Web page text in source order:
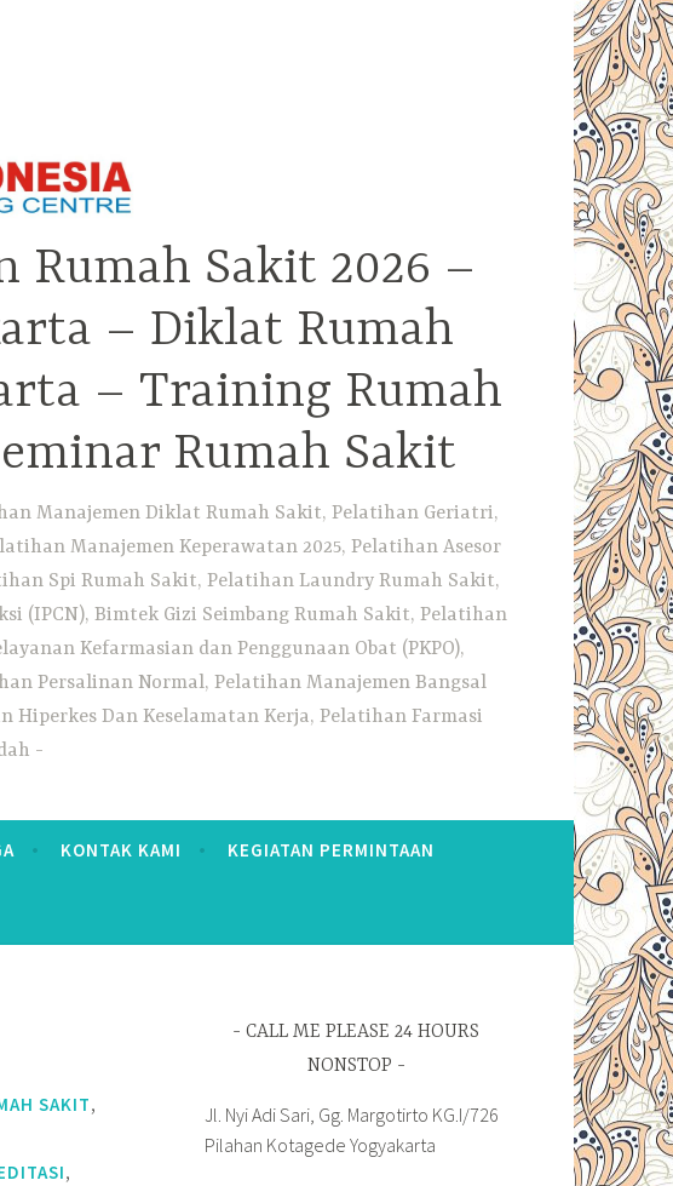
Rumah Sakit 2026 –
– Diklat Rumah
– Training Rumah
Rumah Sakit
Manajemen Diklat Rumah Sakit, Pelatihan Geriatri,
Manajemen Keperawatan 2025, Pelatihan Asesor
Spi Rumah Sakit, Pelatihan Laundry Rumah Sakit,
(IPCN), Bimtek Gizi Seimbang Rumah Sakit, Pelatihan
Kefarmasian dan Penggunaan Obat (PKPO),
Persalinan Normal, Pelatihan Manajemen Bangsal
Dan Keselamatan Kerja, Pelatihan Farmasi
KONTAK KAMI KEGIATAN PERMINTAAN
SAKIT,
,
CALL ME PLEASE 24 HOURS
NONSTOP
Jl. Nyi Adi Sari, Gg. Margotirto KG.I/726
Pilahan Kotagede Yogyakarta